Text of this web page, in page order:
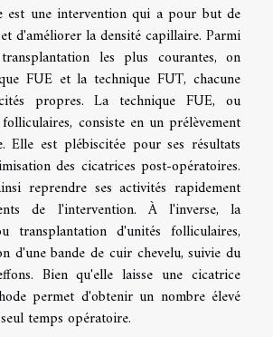
est une intervention qui a pour but de
d'améliorer la densité capillaire. Parmi
les plus courantes, on
FUE et la technique FUT, chacune
propres. La technique FUE, ou
consiste en un prélèvement
Elle est plébiscitée pour ses résultats
des cicatrices post-opératoires.
reprendre ses activités rapidement
de l'intervention. À l'inverse, la
transplantation d'unités folliculaires,
d'une bande de cuir chevelu, suivie du
Bien qu'elle laisse une cicatrice
permet d'obtenir un nombre élevé
temps opératoire.